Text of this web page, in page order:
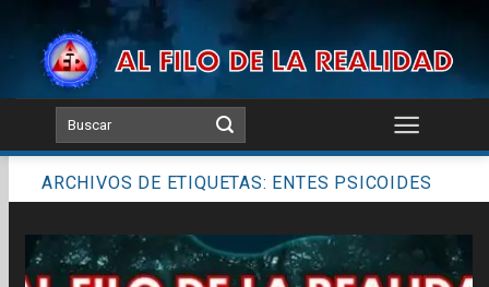
content
ARCHIVOS DE ETIQUETAS: ENTES PSICOIDES